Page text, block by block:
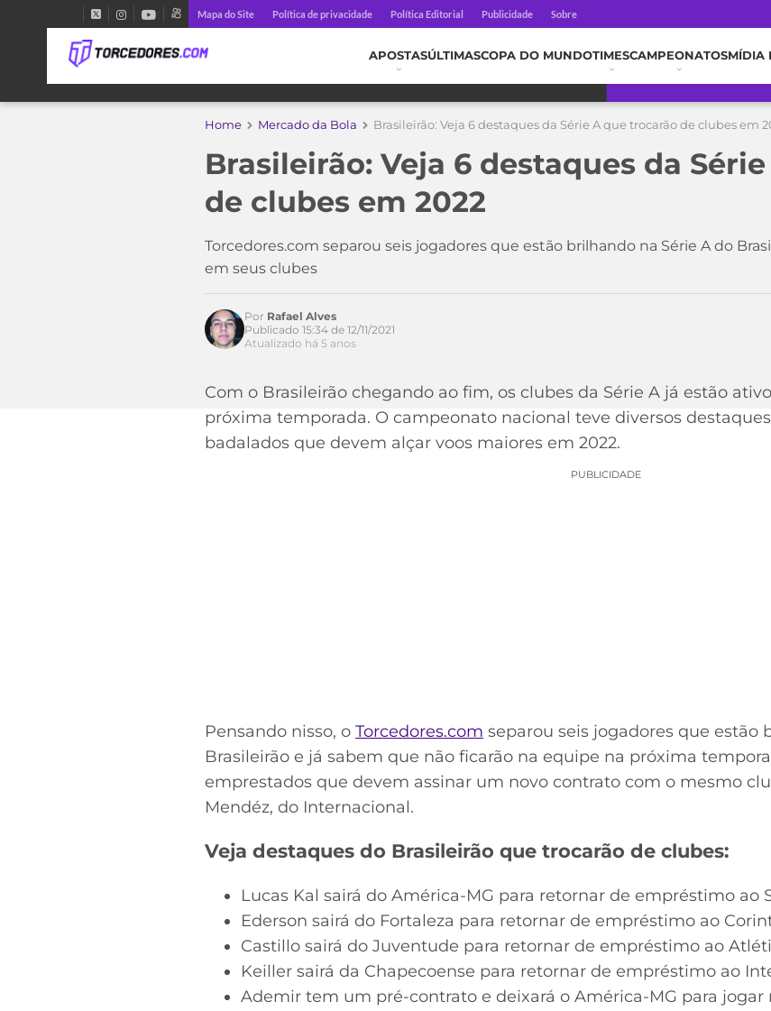
Mapa do Site Política de privacidade Política Editorial Publicidade Sobre
APOSTASÚLTIMASCOPA DO MUNDOTIMESCAMPEONATOSMÍDIA
Home Mercado da Bola Brasileirão: Veja 6 destaques da Série A que trocarão de clubes em
Brasileirão: Veja 6 destaques da
de clubes em 2022
Torcedores.com separou seis jogadores que estão brilhando na Série A do
em seus clubes
Por Rafael Alves
Publicado 15:34 de 12/11/2021
Atualizado há 5 anos
Com o Brasileirão chegando ao fim, os clubes da Série A já estão
próxima temporada. O campeonato nacional teve diversos
badalados que devem alçar voos maiores em 2022.
PUBLICIDADE
Pensando nisso, o Torcedores.com separou seis jogadores que estão
Brasileirão e já sabem que não ficarão na equipe na próxima
emprestados que devem assinar um novo contrato com o mesmo
Mendéz, do Internacional.
Veja destaques do Brasileirão que trocarão de clubes:
Lucas Kal sairá do América-MG para retornar de empréstimo ao
Ederson sairá do Fortaleza para retornar de empréstimo ao
Castillo sairá do Juventude para retornar de empréstimo ao
Keiller sairá da Chapecoense para retornar de empréstimo ao
Ademir tem um pré-contrato e deixará o América-MG para jogar